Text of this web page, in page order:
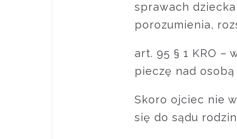
sprawach
porozumienia,
art. 95 § 1 KRO –
pieczę nad
Skoro ojciec nie
się do sądu